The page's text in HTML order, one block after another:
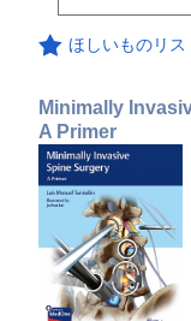
ほしいものリス
Minimally
A Primer